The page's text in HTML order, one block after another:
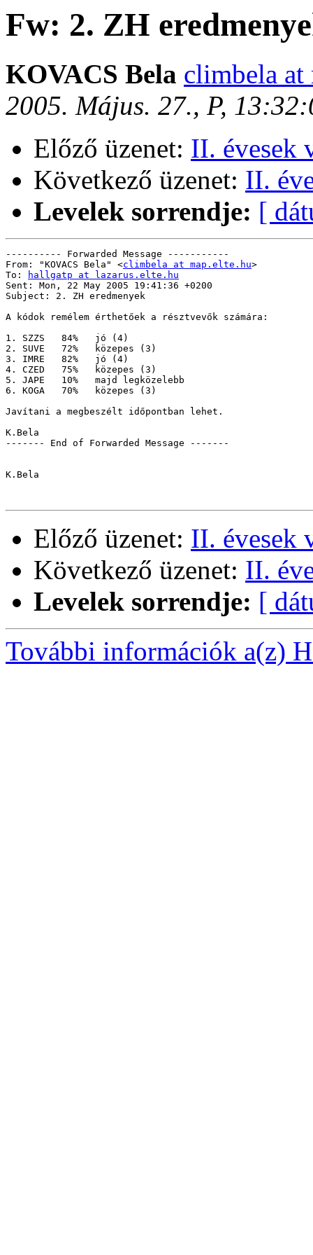
Fw: 2. ZH
KOVACS Bela climbela at
2005. Május. 27., P,
Előző üzenet: II. évesek
Következő üzenet: II.
Levelek sorrendje: [
---------- Forwarded Message -----------
From: "KOVACS Bela" <climbela at map.elte.hu>
To:
hallgatp at lazarus.elte.hu
Sent: Mon, 22 May 2005 19:41:36 +0200
Subject: 2. ZH eredmenyek
A kódok remélem érthetőek a résztvevők számára:
1. SZZS   84%   jó (4)
2. SUVE   72%   közepes (3)
3. IMRE   82%   jó (4)
4. CZED   75%   közepes (3)
5. JAPE   10%   majd legközelebb
6. KOGA   70%   közepes (3)
Javítani a megbeszélt időpontban lehet.
K.Bela
------- End of Forwarded Message -------
K.Bela
Előző üzenet: II. évesek
Következő üzenet: II.
Levelek sorrendje: [
További információk a(z)